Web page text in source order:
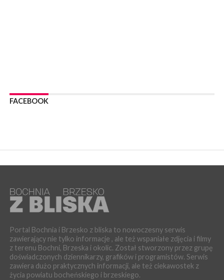
06 sierpnia 2026
POWIAT BRZESKI. W Wytrzyszczce karetka zderzyła się z
LIPNICA MUROWANA. Oddaj krew, pomóż potrzebującym!
KULTURA
Kopalni Soli Bochnia
WYDARZENIA
06 sierpnia 2026
BRZESKO. Lepsze warunki dla strażaków z OSP Okocim!
FACEBOOK
Portal Bochnia i Brzesko z bliska to nowoczesny serwis
zawierający nie tylko informacje , ale też wspaniałe zdjęcia i filmy
z terenu Bochni, Brzeska i okolic. Został stworzony przez grupę
doświadczonych dziennikarzy, grafików i programistów. Serwis
zawiera dużo praktycznych informacji, ale też ciekawostek z
życia powiatu bocheńskiego i brzeskiego.